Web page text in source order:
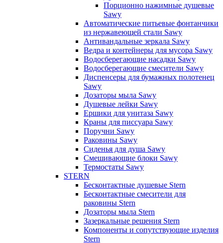
Порционно нажимные душевые
Sawy
Автоматические питьевые фонтанчики
из нержавеющей стали Sawy
Антивандальные зеркала Sawy
Ведра и контейнеры для мусора Sawy
Водосберегающие насадки Sawy
Водосберегающие смесители Sawy
Диспенсеры для бумажных полотенец
Sawy
Дозаторы мыла Sawy
Душевые лейки Sawy
Ершики для унитаза Sawy
Краны для писсуара Sawy
Поручни Sawy
Раковины Sawy
Сиденья для душа Sawy
Смешивающие блоки Sawy
Термостаты Sawy
STERN
Бесконтактные душевые Stern
Бесконтактные смесители для
раковины Stern
Дозаторы мыла Stern
Зазеркальные решения Stern
Компоненты и сопутствующие изделия
Stern